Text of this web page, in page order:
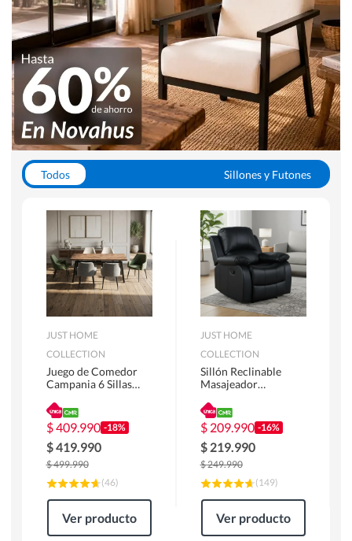
Todos
Sillones y Futones
Escritorios y Sillas PC
Racks y Muebles TV
Alfombras
JUST HOME
COLLECTION
Juego de Comedor
Campania 6 Sillas
180 x 90 x 76 cm
Café
$409.990 -18%
$419.990
$499.990
(46)
Ver producto
JUST HOME
COLLECTION
Sillón Reclinable
Masajeador
Atlanta 91x101x94
cm Negro
$ 209.990 -16%
$ 219.990
$249.990
(149)
Ver producto